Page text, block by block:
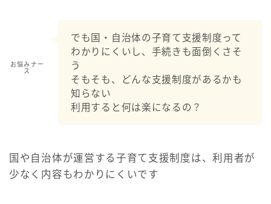
お悩みナー
ス
でも国・自治体の子育て支援制度って
わかりにくいし、手続きも面倒くさそ
う
そもそも、どんな支援制度があるかも
知らない
利用すると何は楽になるの？
国や自治体が運営する子育て支援制度は、利用者が
少なく内容もわかりにくいです